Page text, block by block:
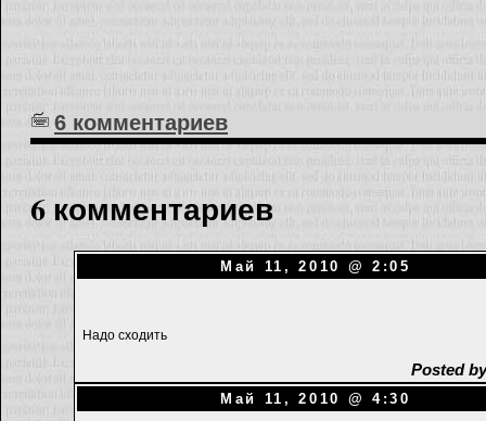
6 комментариев
6 комментариев
Май 11, 2010 @ 2:05
Надо сходить
Posted
Май 11, 2010 @ 4:30